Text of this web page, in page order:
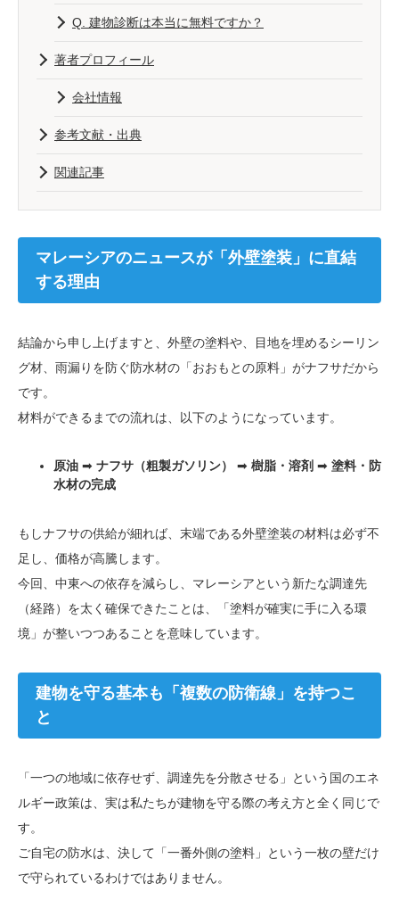
Q. 建物診断は本当に無料ですか？
著者プロフィール
会社情報
参考文献・出典
関連記事
マレーシアのニュースが「外壁塗装」に直結
する理由
結論から申し上げますと、外壁の塗料や、目地を埋めるシーリン
グ材、雨漏りを防ぐ防水材の「おおもとの原料」がナフサだから
です。
材料ができるまでの流れは、以下のようになっています。
原油 ➡ ナフサ（粗製ガソリン） ➡ 樹脂・溶剤 ➡ 塗料・防
水材の完成
もしナフサの供給が細れば、末端である外壁塗装の材料は必ず不
足し、価格が高騰します。
今回、中東への依存を減らし、マレーシアという新たな調達先
（経路）を太く確保できたことは、「塗料が確実に手に入る環
境」が整いつつあることを意味しています。
建物を守る基本も「複数の防衛線」を持つこ
と
「一つの地域に依存せず、調達先を分散させる」という国のエネ
ルギー政策は、実は私たちが建物を守る際の考え方と全く同じで
す。
ご自宅の防水は、決して「一番外側の塗料」という一枚の壁だけ
で守られているわけではありません。